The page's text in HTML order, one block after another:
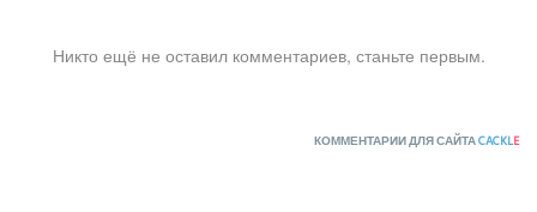
Никто ещё не оставил комментариев, станьте первым.
КОММЕНТАРИИ ДЛЯ САЙТАCACKLE